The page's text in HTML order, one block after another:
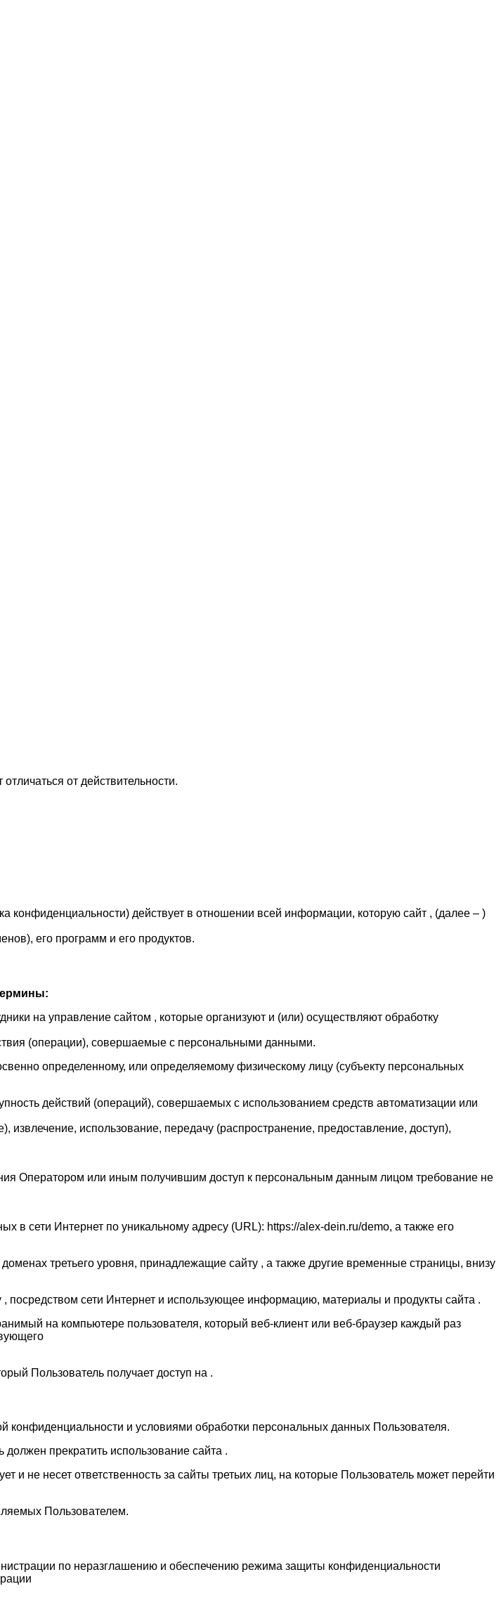
от действительности.
действует в отношении всей информации, которую сайт , (далее – )
его программ и его продуктов.
на управление сайтом , которые организуют и (или) осуществляют обработку
(операции), совершаемые с персональными данными.
определенному, или определяемому физическому лицу (субъекту персональных
действий (операций), совершаемых с использованием средств автоматизации или
использование, передачу (распространение, предоставление, доступ),
Оператором или иным получившим доступ к персональным данным лицом требование не
в сети Интернет по уникальному адресу (URL): https://alex-dein.ru/demo, а также его
третьего уровня, принадлежащие сайту , а также другие временные страницы, внизу
посредством сети Интернет и использующее информацию, материалы и продукты сайта .
на компьютере пользователя, который веб-клиент или веб-браузер каждый раз
Пользователь получает доступ на .
конфиденциальности и условиями обработки персональных данных Пользователя.
прекратить использование сайта .
и не несет ответственность за сайты третьих лиц, на которые Пользователь может перейти
Пользователем.
по неразглашению и обеспечению режима защиты конфиденциальности